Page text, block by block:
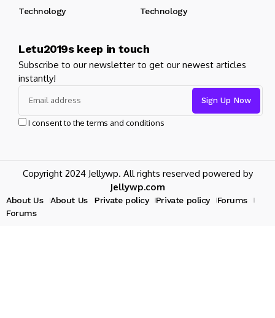
Technology
Technology
Letu2019s keep in touch
Subscribe to our newsletter to get our newest articles
instantly!
I consent to the terms and conditions
Copyright 2024 Jellywp. All rights reserved powered by
Jellywp.com
About Us About Us Private policy Private policy
Forums
Forums